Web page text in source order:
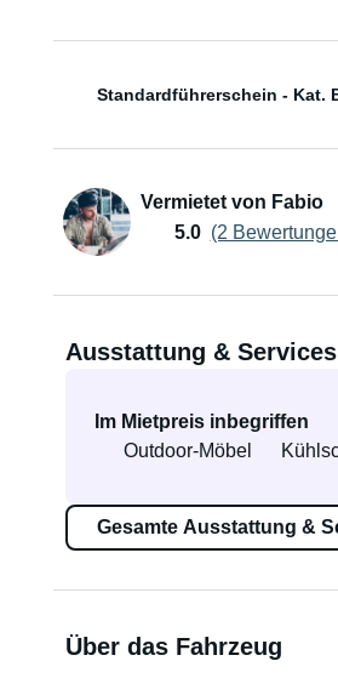
Standardführerschein - Kat.
Vermietet von Fabio
5.0 (2
Ausstattung & Services
Im Mietpreis inbegriffen
Outdoor-Möbel
Gesamte Ausstattung &
Über das Fahrzeug